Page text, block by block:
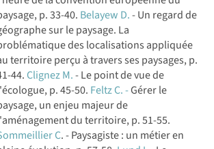
p. 33-40. Belayew D.- Un regard de
sur le paysage. La
des localisations appliquée
territoire perçu à travers ses paysages, p.
44.Clignez M.- Le point de vue de
p. 45-50. Feltz C. -Gérer le
un enjeu majeur de
du territoire, p. 51-55.
C. - Paysagiste : un métier en